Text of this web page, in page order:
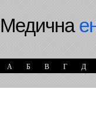
Медична
А Б В Г Д